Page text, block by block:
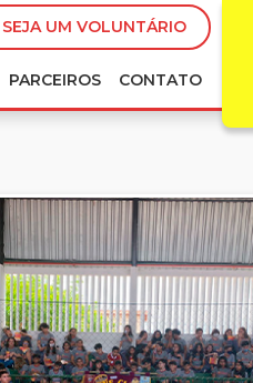
UM VOLUNTÁRIO
PARCEIROS CONTATO